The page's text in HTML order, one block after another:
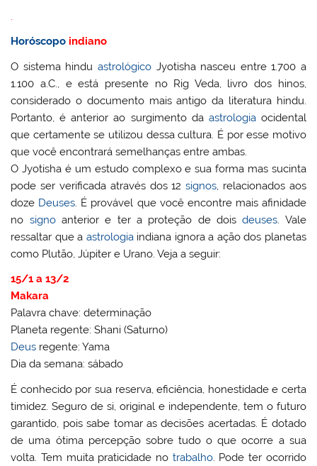
.
Horóscopo indiano
O sistema hindu astrológicoJyotisha nasceu entre 1.700 a
1.100 a.C., e está presente no Rig Veda, livro dos hinos,
considerado o documento mais antigo da literatura hindu.
Portanto, é anterior ao surgimento da astrologiaocidental
que certamente se utilizou dessa cultura. É por esse motivo
que você encontrará semelhanças entre ambas.
O Jyotisha é um estudo complexo e sua forma mas sucinta
pode ser verificada através dos 12signos, relacionados aos
doze Deuses. É provável que você encontre mais afinidade
no signoanterior e ter a proteção de doisdeuses. Vale
ressaltar que a astrologiaindiana ignora a ação dos planetas
como Plutão, Júpiter e Urano. Veja a seguir:
15/1 a 13/2
Makara
Palavra chave: determinação
Planeta regente: Shani (Saturno)
Deus regente: Yama
Dia da semana: sábado
É conhecido por sua reserva, eficiência, honestidade e certa
timidez. Seguro de si, original e independente, tem o futuro
garantido, pois sabe tomar as decisões acertadas. É dotado
de uma ótima percepção sobre tudo o que ocorre a sua
volta. Tem muita praticidade no trabalho. Pode ter ocorrido